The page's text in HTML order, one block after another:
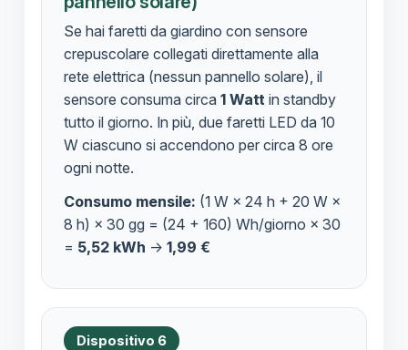
Se hai faretti da giardino con sensore
crepuscolare collegati direttamente alla
rete elettrica (nessun pannello solare), il
sensore consuma circa 1 Watt in standby
tutto il giorno. In più, due faretti LED da 10
W ciascuno si accendono per circa 8 ore
ogni notte.
Consumo mensile: (1 W × 24 h + 20 W ×
8 h) × 30 gg = (24 + 160) Wh/giorno × 30
= 5,52 kWh → 1,99 €
Dispositivo 6